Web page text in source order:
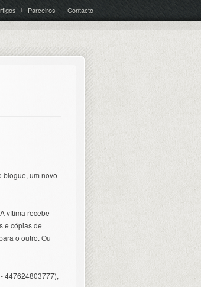
Parceiros Contacto
blogue, um novo
vítima recebe
e cópias de
o outro. Ou
447624803777),